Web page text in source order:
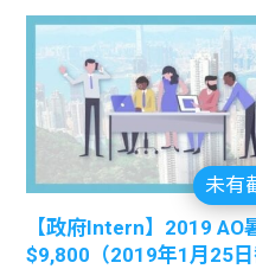
未有
【政府Intern】2019 AO
$9,800（2019年1月25日